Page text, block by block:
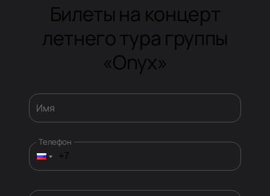
Билеты на концерт
летнего тура группы
«Onyx»
Имя
Телефон